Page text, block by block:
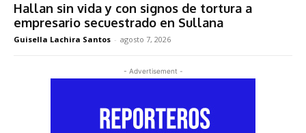
Hallan sin vida y con signos de tortura a
empresario secuestrado en Sullana
Guisella Lachira Santos - agosto 7, 2026
- Advertisement -